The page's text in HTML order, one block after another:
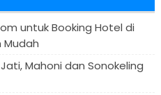
untuk Booking Hotel di
Mudah
Mahoni dan Sonokeling